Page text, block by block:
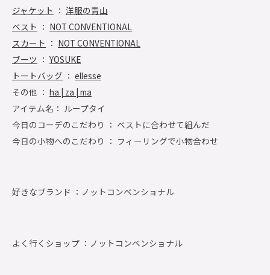
ジャケット ： 洋服の青山
ベスト ： NOT CONVENTIONAL
スカート ： NOT CONVENTIONAL
ブーツ ： YOSUKE
トートバッグ ： ellesse
その他 ： ha | za | ma
アイテム名： ループタイ
今日のコーデのこだわり ： ベストに合わせて組んだ
今日の小物へのこだわり ： フィーリングで小物合わせ
好きなブランド ： ノットコンベンショナル
よく行くショップ ： ノットコンベンショナル